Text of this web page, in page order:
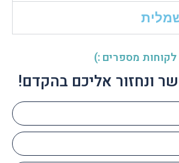
לקוחות מספרים :)
ונחזור אליכם בהקדם!